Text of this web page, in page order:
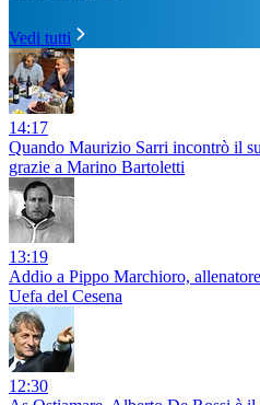
Vedi tutti
14:17
Quando Maurizio Sarri incontrò il
grazie a Marino Bartoletti
13:19
Addio a Pippo Marchioro,
Uefa del Cesena
12:30